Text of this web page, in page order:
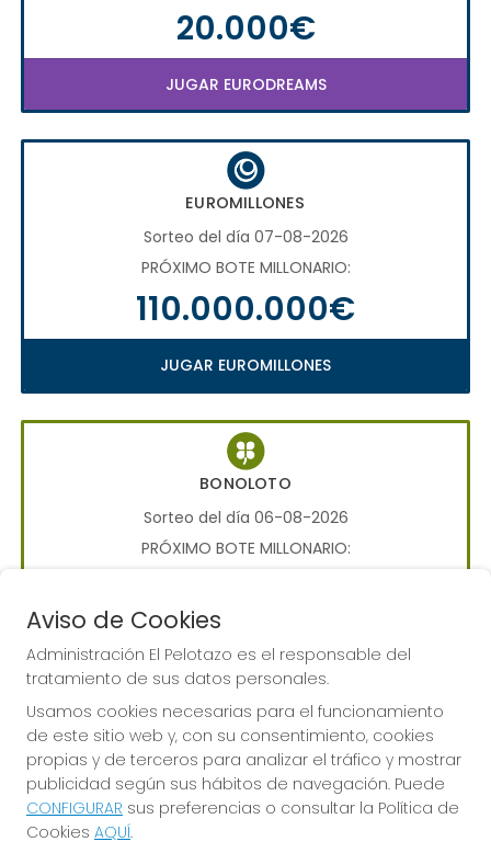
20.000€
JUGAR EURODREAMS
EUROMILLONES
Sorteo del día 07-08-2026
PRÓXIMO BOTE MILLONARIO:
110.000.000€
JUGAR EUROMILLONES
BONOLOTO
Sorteo del día 06-08-2026
PRÓXIMO BOTE MILLONARIO:
JUGAR BONOLOTO
Imagen anterior
Aviso de Cookies
Administración El Pelotazo es el responsable del
tratamiento de sus datos personales.
Usamos cookies necesarias para el funcionamiento
de este sitio web y, con su consentimiento, cookies
propias y de terceros para analizar el tráfico y mostrar
publicidad según sus hábitos de navegación. Puede
CONFIGURAR sus preferencias o consultar la Política de
Cookies AQUÍ.